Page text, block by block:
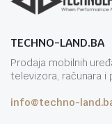
TECHNO-LAND.BA
Prodaja mobilnih
televizora, računara i
info@techno-